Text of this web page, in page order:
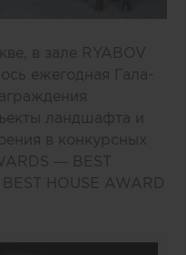
в зале RYABOV
ежегодная Гала-
ландшафта и
в конкурсных
— BEST
HOUSE AWARD